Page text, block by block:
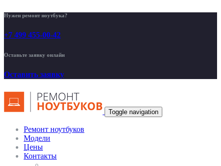
Нужен ремонт ноутбука?
+7 499 455-00-42
Оставьте заявку онлайн
Оставить заявку
Toggle navigation
Ремонт ноутбуков
Модели
Цены
Контакты